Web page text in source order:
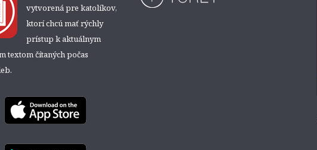
vytvorená pre katolíkov,
ktorí chcú mať rýchly
prístup k aktuálnym
textom čítaných počas